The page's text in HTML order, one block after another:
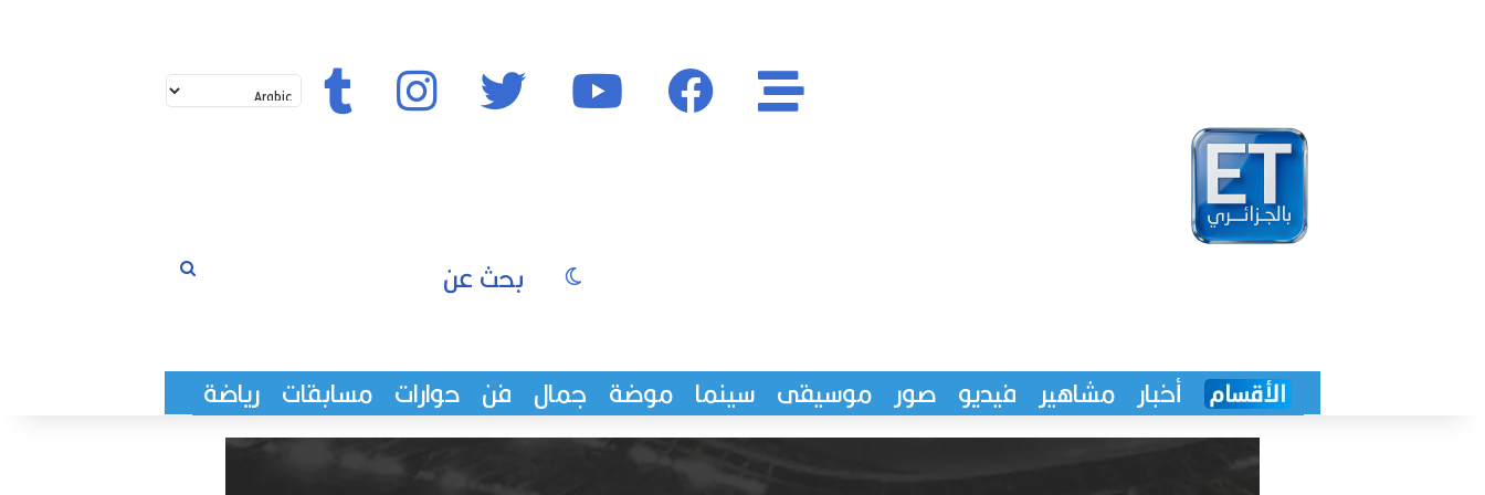
الأقسام فايسبوك يوتيوب تويتر إنستغرام تيك توك
الوضع المظلم
أخبار مشاهير فيديو صور موسيقى سينما موضة جمال فن حوارات مسابقات رياضة